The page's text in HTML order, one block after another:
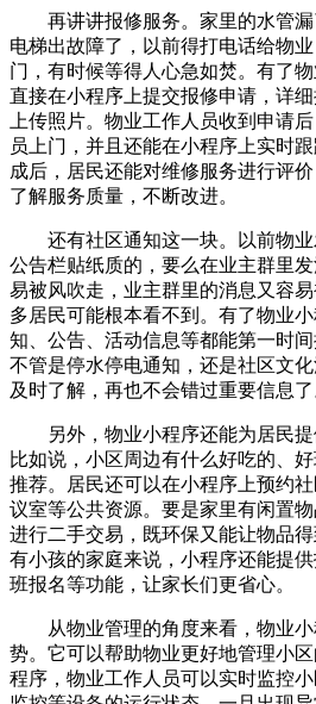
再讲讲报修服务。家里的水管
电梯出故障了，以前得打电话给物
门，有时候等得人心急如焚。有了
直接在小程序上提交报修申请，详
上传照片。物业工作人员收到申请
员上门，并且还能在小程序上实时
成后，居民还能对维修服务进行评
了解服务质量，不断改进。
还有社区通知这一块。以前物
公告栏贴纸质的，要么在业主群里
易被风吹走，业主群里的消息又容
多居民可能根本看不到。有了物业
知、公告、活动信息等都能第一时间
不管是停水停电通知，还是社区文
及时了解，再也不会错过重要信息了
另外，物业小程序还能为居民提
比如说，小区周边有什么好吃的、
推荐。居民还可以在小程序上预约
议室等公共资源。要是家里有闲置
进行二手交易，既环保又能让物品
有小孩的家庭来说，小程序还能提
班报名等功能，让家长们更省心。
从物业管理的角度来看，物业
势。它可以帮助物业更好地管理小
程序，物业工作人员可以实时监控小